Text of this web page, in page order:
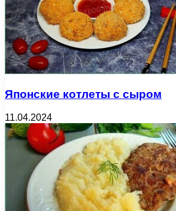
Японские котлеты с сыром
11.04.2024